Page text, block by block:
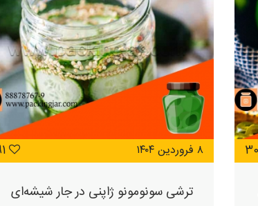
۸ فروردین ۱۴۰۴ 491
ترشی سونومونو ژاپنی در جار شیشه‌ای